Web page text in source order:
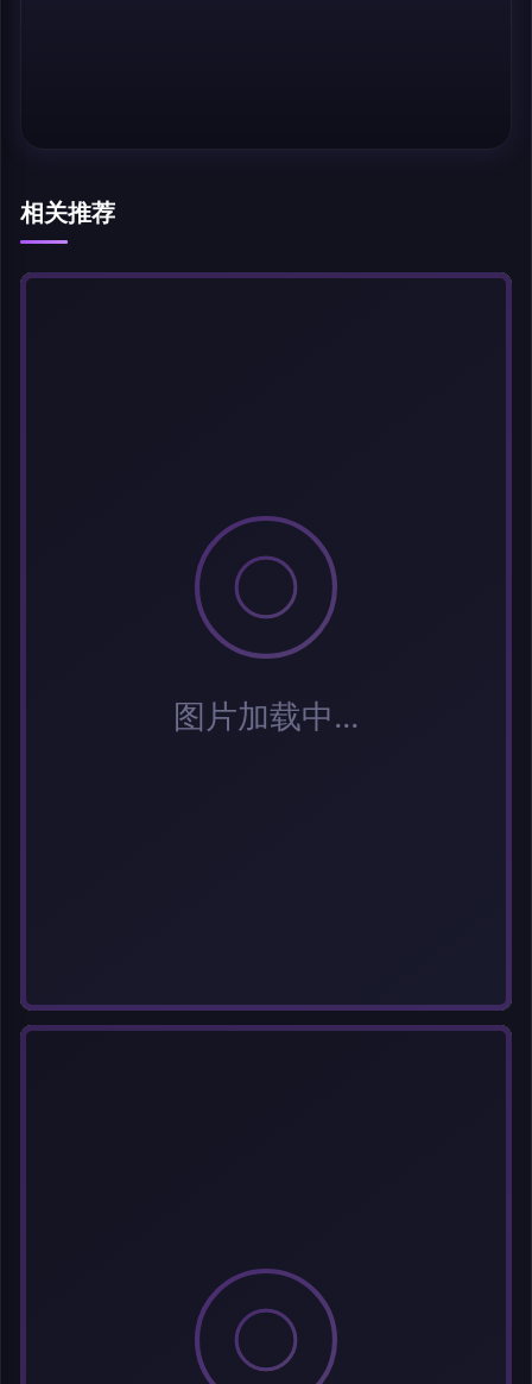
相关推荐